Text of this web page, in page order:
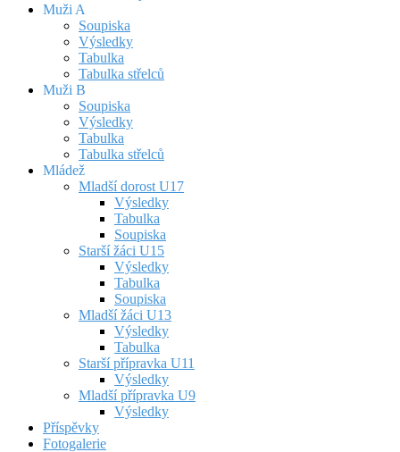
Muži A
Soupiska
Výsledky
Tabulka
Tabulka střelců
Muži B
Soupiska
Výsledky
Tabulka
Tabulka střelců
Mládež
Mladší dorost U17
Výsledky
Tabulka
Soupiska
Starší žáci U15
Výsledky
Tabulka
Soupiska
Mladší žáci U13
Výsledky
Tabulka
Starší přípravka U11
Výsledky
Mladší přípravka U9
Výsledky
Příspěvky
Fotogalerie